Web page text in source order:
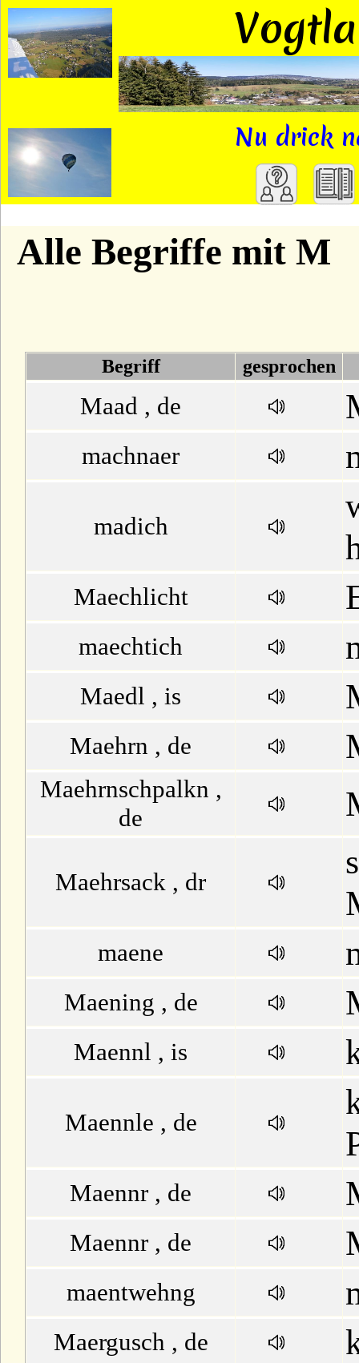
Nu drick
A
D
I
J
K
L
N
O
Q
R
S
Y
Z
Alle Begriffe mit M
Begriff gesprochen
Maad , de
machnaer
madich
Maechlicht
maechtich
Maedl , is
Maehrn , de
Maehrnschpalkn ,
de
Maehrsack , dr
maene
Maening , de
Maennl , is
Maennle , de
Maennr , de
Maennr , de
maentwehng
Maergusch , de